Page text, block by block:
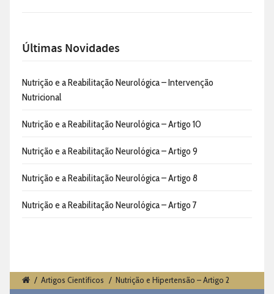
Últimas Novidades
Nutrição e a Reabilitação Neurológica – Intervenção
Nutricional
Nutrição e a Reabilitação Neurológica – Artigo 10
Nutrição e a Reabilitação Neurológica – Artigo 9
Nutrição e a Reabilitação Neurológica – Artigo 8
Nutrição e a Reabilitação Neurológica – Artigo 7
/ Artigos Científicos / Nutrição e Hipertensão – Artigo 2